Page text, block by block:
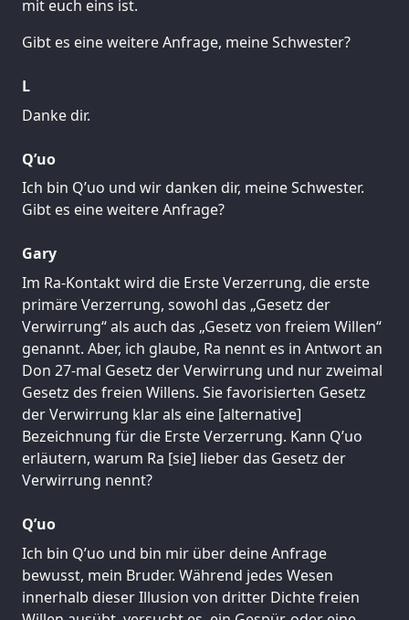
mit euch eins ist.
Gibt es eine weitere Anfrage, meine Schwester?
L
Danke dir.
Q’uo
Ich bin Q’uo und wir danken dir, meine Schwester.
Gibt es eine weitere Anfrage?
Gary
Im Ra-Kontakt wird die Erste Verzerrung, die erste
primäre Verzerrung, sowohl das „Gesetz der
Verwirrung“ als auch das „Gesetz von freiem Willen“
genannt. Aber, ich glaube, Ra nennt es in Antwort an
Don 27-mal Gesetz der Verwirrung und nur zweimal
Gesetz des freien Willens. Sie favorisierten Gesetz
der Verwirrung klar als eine [alternative]
Bezeichnung für die Erste Verzerrung. Kann Q’uo
erläutern, warum Ra [sie] lieber das Gesetz der
Verwirrung nennt?
Q’uo
Ich bin Q’uo und bin mir über deine Anfrage
bewusst, mein Bruder. Während jedes Wesen
innerhalb dieser Illusion von dritter Dichte freien